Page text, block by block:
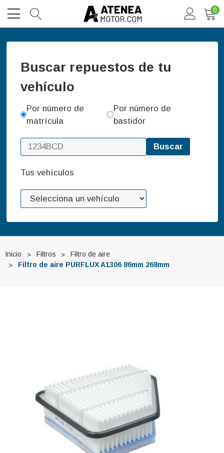
0
Buscar repuestos de tu
vehículo
Por número de
matrícula
Por número de
bastidor
Buscar
Tus vehículos
Inicio Filtros
Filtro de aire
Filtro de aire PURFLUX A1306 86mm 268mm